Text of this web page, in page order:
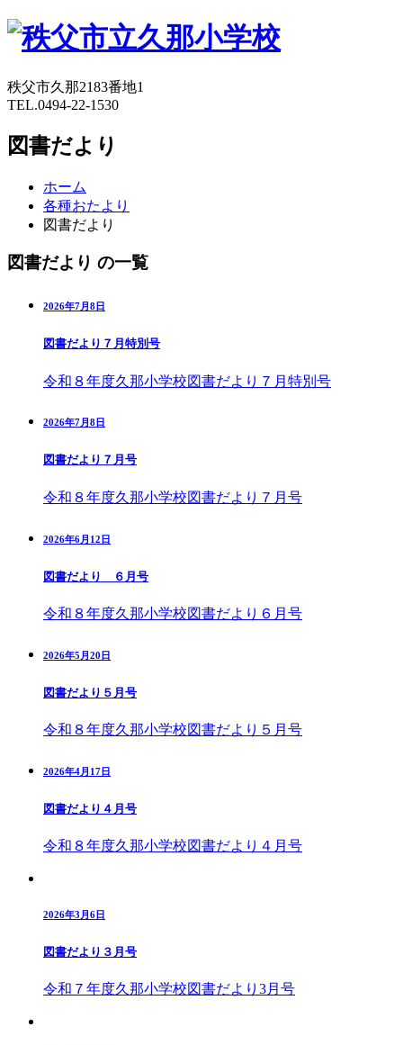
秩父市久那2183番地1
TEL.0494-22-1530
図書だより
ホーム
各種おたより
図書だより
図書だより の一覧
2026年7月8日
図書だより７月特別号
令和８年度久那小学校図書だより７月特別号
2026年7月8日
図書だより７月号
令和８年度久那小学校図書だより７月号
2026年6月12日
図書だより ６月号
令和８年度久那小学校図書だより６月号
2026年5月20日
図書だより５月号
令和８年度久那小学校図書だより５月号
2026年4月17日
図書だより４月号
令和８年度久那小学校図書だより４月号
2026年3月6日
図書だより３月号
令和７年度久那小学校図書だより3月号